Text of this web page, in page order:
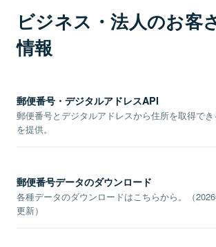
ビジネス・法人のお客
情報
郵便番号・デジタルアドレスAPI
郵便番号とデジタルアドレスから住所を取得で
を提供。
郵便番号データのダウンロード
各種データのダウンロードはこちらから。（
更新）